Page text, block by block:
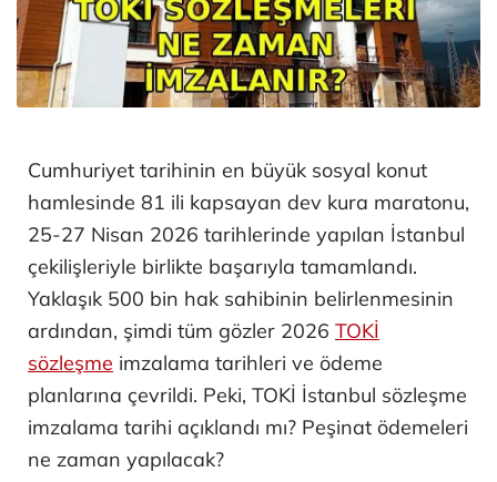
Cumhuriyet tarihinin en büyük sosyal konut
hamlesinde 81 ili kapsayan dev kura maratonu,
25-27 Nisan 2026 tarihlerinde yapılan İstanbul
çekilişleriyle birlikte başarıyla tamamlandı.
Yaklaşık 500 bin hak sahibinin belirlenmesinin
ardından, şimdi tüm gözler 2026 TOKİ
sözleşme imzalama tarihleri ve ödeme
planlarına çevrildi. Peki, TOKİ İstanbul sözleşme
imzalama tarihi açıklandı mı? Peşinat ödemeleri
ne zaman yapılacak?